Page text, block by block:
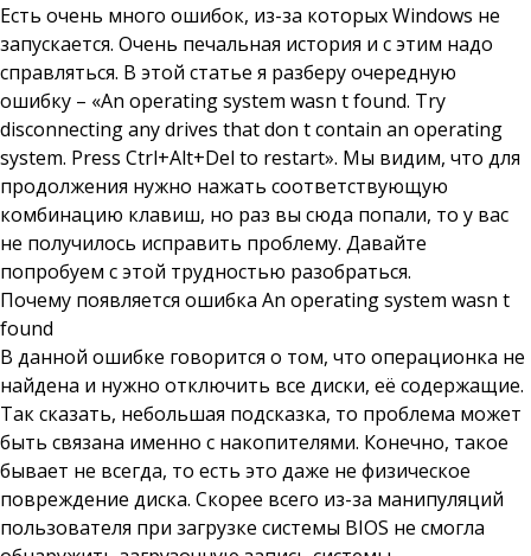
Есть очень много ошибок, из-за которых Windows не
запускается. Очень печальная история и с этим надо
справляться. В этой статье я разберу очередную
ошибку – «An operating system wasn t found. Try
disconnecting any drives that don t contain an operating
system. Press Ctrl+Alt+Del to restart». Мы видим, что для
продолжения нужно нажать соответствующую
комбинацию клавиш, но раз вы сюда попали, то у вас
не получилось исправить проблему. Давайте
попробуем с этой трудностью разобраться.
Почему появляется ошибка An operating system wasn t
found
В данной ошибке говорится о том, что операционка не
найдена и нужно отключить все диски, её содержащие.
Так сказать, небольшая подсказка, то проблема может
быть связана именно с накопителями. Конечно, такое
бывает не всегда, то есть это даже не физическое
повреждение диска. Скорее всего из-за манипуляций
пользователя при загрузке системы BIOS не смогла